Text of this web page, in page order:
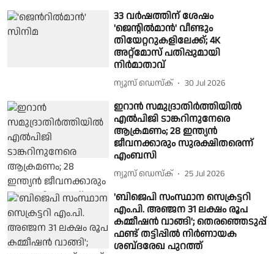
33 വർഷത്തിന് ശേഷം
'ജെന്റിൽമാൻ' വീണ്ടും
തിയേറ്ററുകളിലേക്ക്; 4K
അറ്റ്‌മോസ് പതിപ്പുമായി
നിർമാതാവ്
ന്യൂസ് ഡെസ്ക് 30 Jul 2026
ഇറാന്‍ സമുദ്രാതിര്‍ത്തിയില്‍
എല്‍പിജി ടാങ്കറിനുനേരെ
ആക്രമണം; 28 ഇന്ത്യൻ
ജീവനക്കാരും സുരക്ഷിതരെന്ന്
എംബസി
ന്യൂസ് ഡെസ്ക് 25 Jul 2026
'ബിജെപി സംസ്ഥാന സെക്രട്ടറി
എം.പി. അഞ്ജന 31 ലക്ഷം രൂപ
കമ്മീഷൻ വാങ്ങി'; തെരഞ്ഞെടുപ്പ്
ഫണ്ട് തട്ടിപ്പിൽ നിർണായക
ശബ്‌ദരേഖ പുറത്ത്